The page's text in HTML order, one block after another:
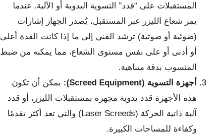
المستقبلات على “قدد” التسوية اليدوية أو الآلية. عندما
يمر شعاع الليزر عبر المستقبل، يُصدر الجهاز إشارات
(ضوئية أو صوتية) ترشد الفني إلى ما إذا كانت القدة أعلى
أو أدنى أو على نفس مستوى الشعاع، مما يمكنه من ضبط
المنسوب بدقة متناهية.
أجهزة التسوية (Screed Equipment):
يمكن أن تكون
هذه الأجهزة قدد يدوية مجهزة بمستقبلات الليزر، أو قدد
آلية ذاتية الحركة (Laser Screeds) والتي تعد أكثر تقدمًا
وكفاءة للمساحات الكبيرة.